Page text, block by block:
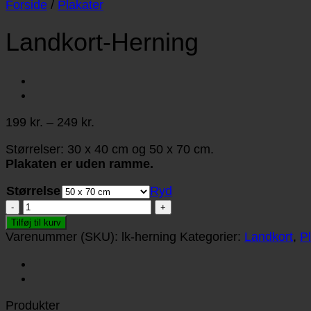
Forside / Plakater
Landkort-Herning
199 kr. – 249 kr.
til
249 kr.
Størrelser: 30 x 40 cm og 50 x 70 cm.
Plakaten er uden ramme.
Størrelse
Ryd
Landkort-
Herning
antal
Tilføj til kurv
Varenummer (SKU): lk-herning Kategorier: Landkort,
Produkter